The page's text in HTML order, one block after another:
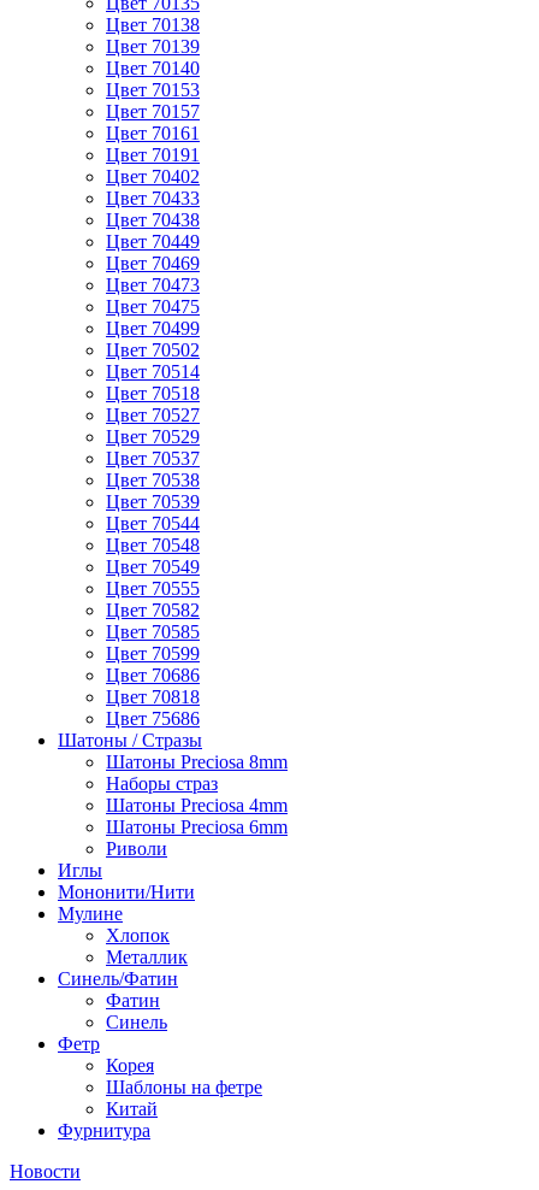
Цвет 70138
Цвет 70139
Цвет 70140
Цвет 70153
Цвет 70157
Цвет 70161
Цвет 70191
Цвет 70402
Цвет 70433
Цвет 70438
Цвет 70449
Цвет 70469
Цвет 70473
Цвет 70475
Цвет 70499
Цвет 70502
Цвет 70514
Цвет 70518
Цвет 70527
Цвет 70529
Цвет 70537
Цвет 70538
Цвет 70539
Цвет 70544
Цвет 70548
Цвет 70549
Цвет 70555
Цвет 70582
Цвет 70585
Цвет 70599
Цвет 70686
Цвет 70818
Цвет 75686
Шатоны / Стразы
Шатоны Preciosa 8mm
Наборы страз
Шатоны Preciosa 4mm
Шатоны Preciosa 6mm
Риволи
Иглы
Мононити/Нити
Мулине
Хлопок
Металлик
Синель/Фатин
Фатин
Синель
Фетр
Корея
Шаблоны на фетре
Китай
Фурнитура
Новости